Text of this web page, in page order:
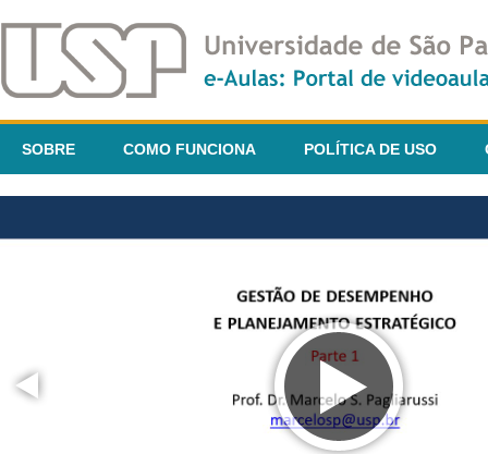
SOBRE COMO FUNCIONA POLÍTICA DE USO